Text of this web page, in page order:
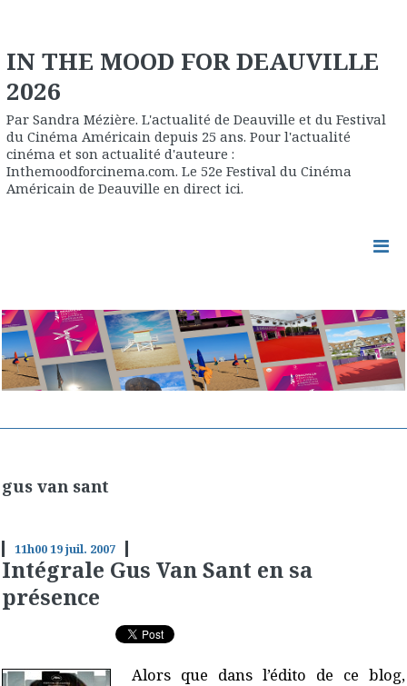
IN THE MOOD FOR DEAUVILLE
2026
Par Sandra Mézière. L'actualité de Deauville et du Festival
du Cinéma Américain depuis 25 ans. Pour l'actualité
cinéma et son actualité d'auteure :
Inthemoodforcinema.com. Le 52e Festival du Cinéma
Américain de Deauville en direct ici.
gus van sant
11h0019juil. 2007
Intégrale Gus Van Sant en sa
présence
Alors que dans l’édito de ce blog,